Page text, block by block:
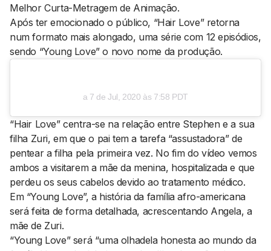
Melhor Curta-Metragem de Animação.
Após ter emocionado o público, “Hair Love” retorna
num formato mais alongado, uma série com 12 episódios,
sendo “Young Love” o novo nome da produção.
a 7 de Jul, 2020 às 7:58 PDT
“Hair Love” centra-se na relação entre Stephen e a sua
filha Zuri, em que o pai tem a tarefa “assustadora” de
pentear a filha pela primeira vez. No fim do vídeo vemos
ambos a visitarem a mãe da menina, hospitalizada e que
perdeu os seus cabelos devido ao tratamento médico.
Em “Young Love”, a história da família afro-americana
será feita de forma detalhada, acrescentando Angela, a
mãe de Zuri.
“Young Love” será “uma olhadela honesta ao mundo da